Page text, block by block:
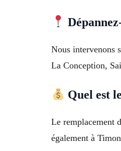
Nous intervenons
La Conception,
Quel est
Le remplacement
également à